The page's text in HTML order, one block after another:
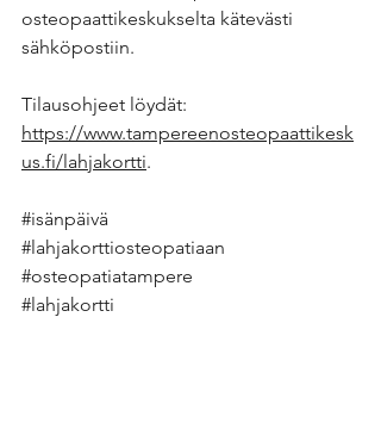
osteopaattikeskukselta kätevästi
sähköpostiin.
Tilausohjeet löydät:
https://www.tampereenosteopaattikesk
us.fi/lahjakortti.
#isänpäivä
#lahjakorttiosteopatiaan
#osteopatiatampere
#lahjakortti